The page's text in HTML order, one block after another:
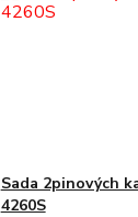
Sada 2pinových
4260S